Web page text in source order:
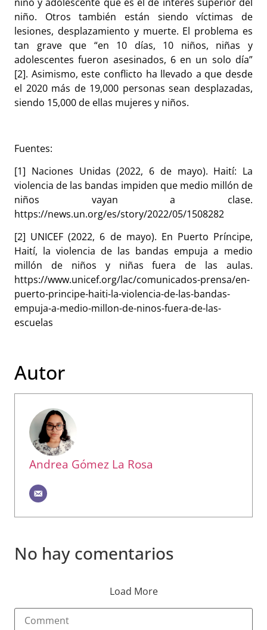
niño. Otros también están siendo víctimas de
lesiones, desplazamiento y muerte. El problema es
tan grave que “en 10 días, 10 niños, niñas y
adolescentes fueron asesinados, 6 en un solo día”
[2]. Asimismo, este conflicto ha llevado a que desde
el 2020 más de 19,000 personas sean desplazadas,
siendo 15,000 de ellas mujeres y niños.
Fuentes:
[1] Naciones Unidas (2022, 6 de mayo). Haití: La
violencia de las bandas impiden que medio millón de
niños vayan a clase.
https://news.un.org/es/story/2022/05/1508282
[2] UNICEF (2022, 6 de mayo). En Puerto Príncipe,
Haití, la violencia de las bandas empuja a medio
millón de niños y niñas fuera de las aulas.
https://www.unicef.org/lac/comunicados-prensa/en-
puerto-principe-haiti-la-violencia-de-las-bandas-
empuja-a-medio-millon-de-ninos-fuera-de-las-
escuelas
Autor
Andrea Gómez La Rosa
No hay comentarios
Load More